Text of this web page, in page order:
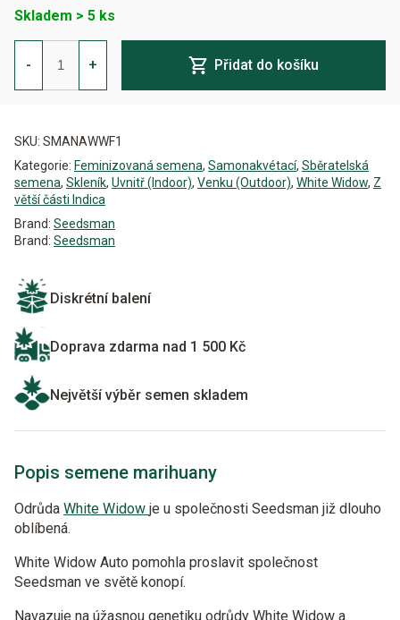
Skladem > 5 ks
-
White
Widow
Auto
Feminizovaná
+ Přidat do košíku
SKU: SMANAWWF1
Kategorie: Feminizovaná semena, Samonakvétací, Sběratelská
semena, Skleník, Uvnitř (Indoor), Venku (Outdoor), White Widow, Z
větší části Indica
Brand: Seedsman
Brand: Seedsman
Diskrétní balení
Doprava zdarma nad 1 500 Kč
Největší výběr semen skladem
Popis semene marihuany
Odrůda White Widow je u společnosti Seedsman již dlouho
oblíbená.
White Widow Auto pomohla proslavit společnost
Seedsman ve světě konopí.
Navazuje na úžasnou genetiku odrůdy White Widow a